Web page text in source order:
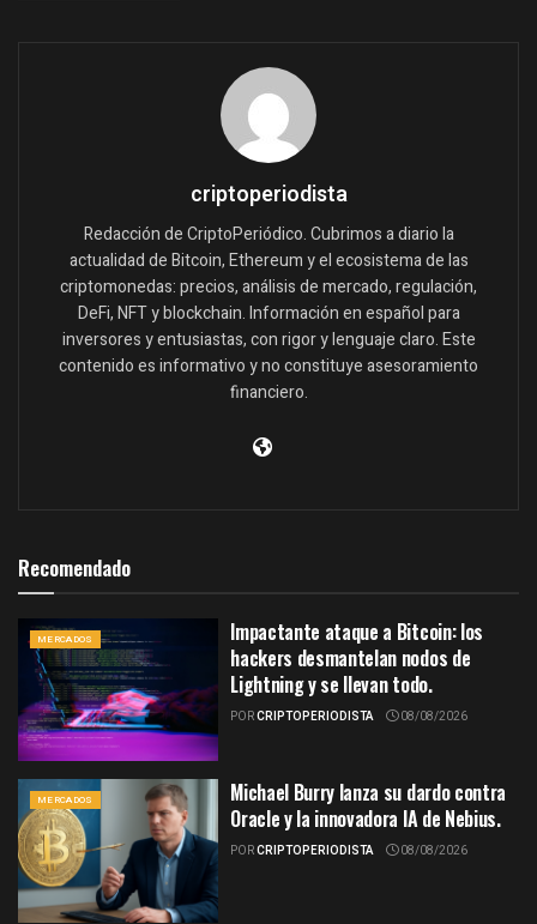
criptoperiodista
Redacción de CriptoPeriódico. Cubrimos a diario la
actualidad de Bitcoin, Ethereum y el ecosistema de las
criptomonedas: precios, análisis de mercado, regulación,
DeFi, NFT y blockchain. Información en español para
inversores y entusiastas, con rigor y lenguaje claro. Este
contenido es informativo y no constituye asesoramiento
financiero.
Recomendado
MERCADOS
Impactante ataque a Bitcoin: los
hackers desmantelan nodos de
Lightning y se llevan todo.
PORCRIPTOPERIODISTA 08/08/2026
MERCADOS
Michael Burry lanza su dardo contra
Oracle y la innovadora IA de Nebius.
PORCRIPTOPERIODISTA 08/08/2026